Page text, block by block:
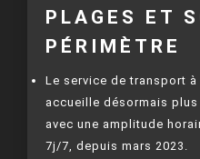
PLAGES ET
PÉRIMÈTRE
Le service de transport
accueille désormais
avec une amplitude
7j/7, depuis mars 2023.